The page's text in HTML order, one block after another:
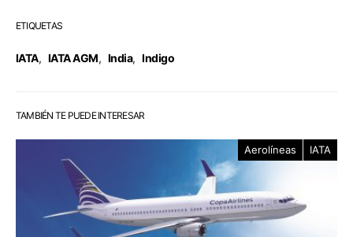
ETIQUETAS
IATA, IATA AGM, India, Indigo
TAMBIÉN TE PUEDE INTERESAR
Aerolíneas IATA